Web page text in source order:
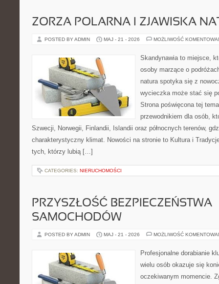
ZORZA POLARNA I ZJAWISKA
POSTED BY ADMIN MAJ - 21 - 2026 MOŻLIWOŚĆ
Skandynawia to miejsce,
osoby marzące o
natura spotyka się z
wycieczka może stać się
Strona poświęcona tej
przewodnikiem dla osób,
Szwecji, Norwegii, Finlandii, Islandii oraz północnych terenów,
charakterystyczny klimat. Nowości na stronie to Kultura i
tych, którzy lubią […]
CATEGORIES: NIERUCHOMOŚCI
PRZYSZŁOŚĆ BEZPIECZEŃSTWA
SAMOCHODÓW
POSTED BY ADMIN MAJ - 21 - 2026 MOŻLIWOŚĆ
Profesjonalne dorabianie
wielu osób okazuje się
oczekiwanym momencie.